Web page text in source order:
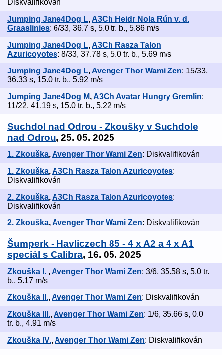
Diskvalifikován
Jumping Jane4Dog L, A3Ch Heidr Nola Rún v. d.
Graaslinies: 6/33, 36.7 s, 5.0 tr. b., 5.86 m/s
Jumping Jane4Dog L,A3Ch Rasza Talon
Azuricoyotes: 8/33, 37.78 s, 5.0 tr. b., 5.69 m/s
Jumping Jane4Dog L, Avenger Thor Wami Zen: 15/33,
36.33 s, 15.0 tr. b., 5.92 m/s
Jumping Jane4Dog M,A3Ch Avatar Hungry Gremlin:
11/22, 41.19 s, 15.0 tr. b., 5.22 m/s
Suchdol nad Odrou - Zkoušky v Suchdole
nad Odrou, 25. 05. 2025
1. Zkouška, Avenger Thor Wami Zen: Diskvalifikován
1. Zkouška,A3Ch Rasza Talon Azuricoyotes:
Diskvalifikován
2. Zkouška, A3Ch Rasza Talon Azuricoyotes:
Diskvalifikován
2. Zkouška,Avenger Thor Wami Zen: Diskvalifikován
Šumperk - Havliczech 85 - 4 x A2 a 4 x A1
speciál s Calibra, 16. 05. 2025
Zkouška I. , Avenger Thor Wami Zen: 3/6, 35.58 s, 5.0 tr.
b., 5.17 m/s
Zkouška II.,Avenger Thor Wami Zen: Diskvalifikován
Zkouška III., Avenger Thor Wami Zen: 1/6, 35.66 s, 0.0
tr. b., 4.91 m/s
Zkouška IV.,Avenger Thor Wami Zen: Diskvalifikován